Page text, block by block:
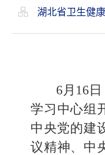
湖北省卫生健
6月16
学习中心组
中央党的建
议精神、中